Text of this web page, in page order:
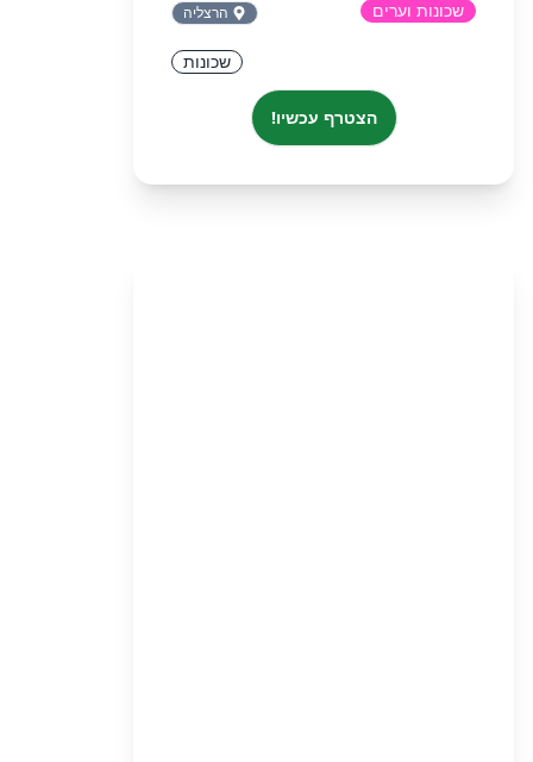
שכונות וערים הרצליה
שכונות
הצטרף עכשיו!